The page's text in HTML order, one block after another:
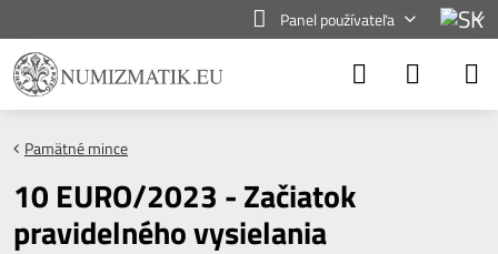
Panel používateľa
Pamätné mince
10 EURO/2023 - Začiatok
pravidelného vysielania